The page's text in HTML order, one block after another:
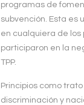
programas de
subvención. Esta es
en cualquiera de los
participaron en la
TPP.
Principios como
discriminación y